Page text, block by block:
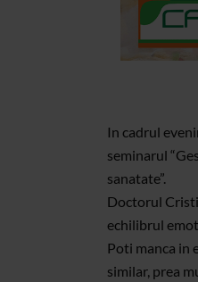
In cadrul
seminarul
sanatate”.
Doctorul
echilibrul
Poti manca in
similar, prea